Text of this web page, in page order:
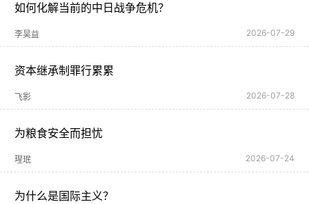
如何化解当前的中日战争危机？
李昊益 2026-07-29
资本继承制罪行累累
飞影 2026-07-28
为粮食安全而担忧
瑆珉 2026-07-24
为什么是国际主义？